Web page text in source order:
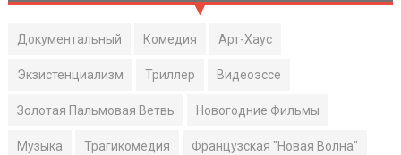
Документальный Комедия Арт-Хаус
Экзистенциализм Триллер Видеоэссе
Золотая Пальмовая Ветвь Новогодние Фильмы
Музыка Трагикомедия Французская "Новая Волна"